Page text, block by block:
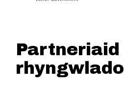
Partneriaid
rhyngwladol